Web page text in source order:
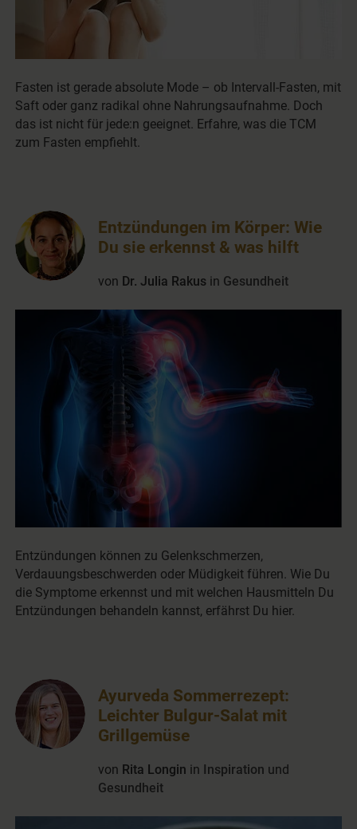
Fasten ist gerade absolute Mode – ob Intervall-Fasten, mit
Saft oder ganz radikal ohne Nahrungsaufnahme. Doch
das ist nicht für jede:n geeignet. Erfahre, was die TCM
zum Fasten empfiehlt.
Entzündungen können zu Gelenkschmerzen,
Verdauungsbeschwerden oder Müdigkeit führen. Wie Du
die Symptome erkennst und mit welchen Hausmitteln Du
Entzündungen behandeln kannst, erfährst Du hier.
Entzündungen im Körper: Wie
Du sie erkennst & was hilft
von Dr. Julia Rakus in Gesundheit
Ayurveda Sommerrezept:
Leichter Bulgur-Salat mit
Grillgemüse
von Rita Longin in Inspiration und
Gesundheit